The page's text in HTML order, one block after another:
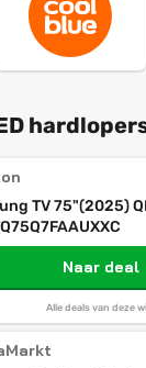
TV 75"(2025)
Naar deal
Alle deals van deze